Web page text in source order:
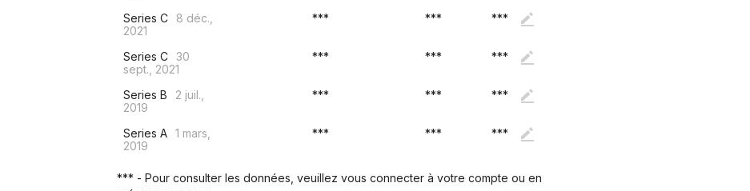
Series C
8 déc.,
2021
*** *** ***
Series C 30
sept., 2021
*** *** ***
Series B
2 juil.,
2019
*** *** ***
Series A 1 mars,
2019
*** *** ***
*** - Pour consulter les données, veuillez vous connecter à votre compte ou en